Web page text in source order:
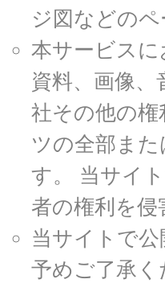
ジ図などの
本サービス
資料、画像
社その他の
ツの全部ま
す。 当サイ
者の権利を
当サイトで
予めご了承く